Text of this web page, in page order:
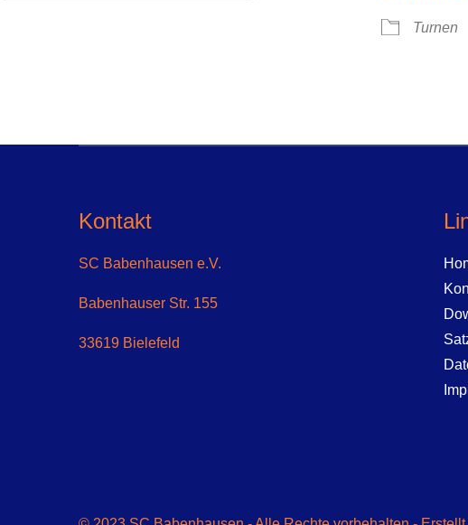
Turnen
Kontakt
SC Babenhausen e.V.
Babenhauser Str. 155
33619 Bielefeld